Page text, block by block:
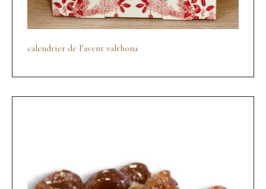
calendrier de l’avent valrhona